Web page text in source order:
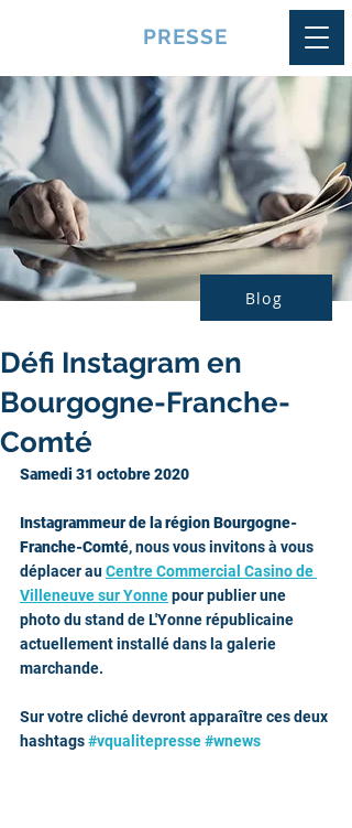
PRESSE
Blog
Défi Instagram en
Bourgogne-Franche-
Comté
Samedi 31 octobre 2020
Instagrammeur de la région Bourgogne-
Franche-Comté, nous vous invitons à vous
déplacer au Centre Commercial Casino de
Villeneuve sur Yonne pour publier une
photo du stand de L'Yonne républicaine
actuellement installé dans la galerie
marchande.
Sur votre cliché devront apparaître ces deux
hashtags #vqualitepresse#wnews